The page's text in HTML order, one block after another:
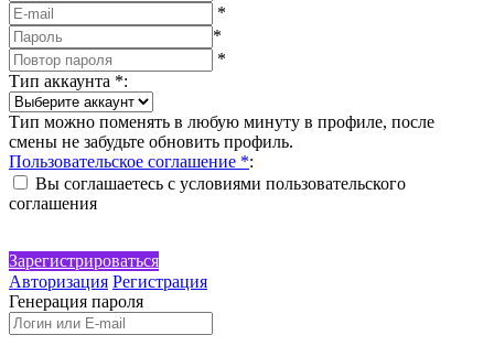
*
*
*
Тип аккаунта *:
Тип можно поменять в любую минуту в профиле, после
смены не забудьте обновить профиль.
Пользовательское соглашение *:
Вы соглашаетесь с условиями пользовательского
соглашения
Зарегистрироваться
Авторизация Регистрация
Генерация пароля